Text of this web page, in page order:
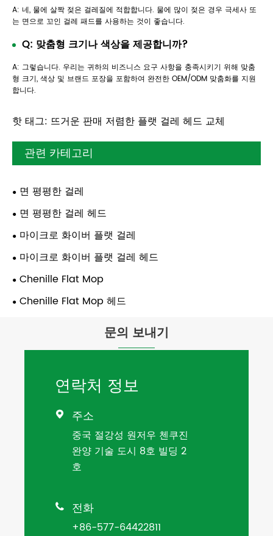
A: 네, 물에 살짝 젖은 걸레질에 적합합니다. 물에 많이 젖은 경우 극세사 또
는 면으로 꼬인 걸레 패드를 사용하는 것이 좋습니다.
Q: 맞춤형 크기나 색상을 제공합니까?
A: 그렇습니다. 우리는 귀하의 비즈니스 요구 사항을 충족시키기 위해 맞춤
형 크기, 색상 및 브랜드 포장을 포함하여 완전한 OEM/ODM 맞춤화를 지원
합니다.
핫 태그: 뜨거운 판매 저렴한 플랫 걸레 헤드 교체
관련 카테고리
면 평평한 걸레
면 평평한 걸레 헤드
마이크로 화이버 플랫 걸레
마이크로 화이버 플랫 걸레 헤드
Chenille Flat Mop
Chenille Flat Mop 헤드
문의 보내기
연락처 정보
 주소
중국 절강성 원저우 첸쿠진
완양 기술 도시 8호 빌딩 2
호
 전화
+86-577-64422811